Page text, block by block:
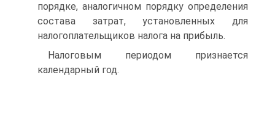
порядке, аналогичном порядку определения
состава затрат, установленных для
налогоплательщиков налога на прибыль.
Налоговым периодом признается
календарный год.